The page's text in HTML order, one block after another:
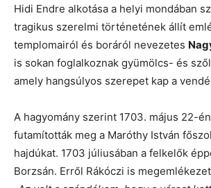
Hidi Endre alkotása a helyi mondában
tragikus szerelmi történetének állít
templomairól és boráról nevezetes
is sokan foglalkoznak gyümölcs- és
amely hangsúlyos szerepet kap a
A hagyomány szerint 1703. május 22-
futamították meg a Maróthy István
hajdúkat. 1703 júliusában a felkelők
Borzsán. Erről Rákóczi is